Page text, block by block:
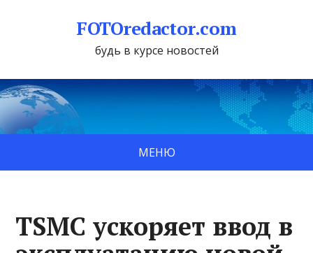
FOTOredactor.com
будь в курсе новостей
МЕНЮ
TSMC ускоряет ввод в